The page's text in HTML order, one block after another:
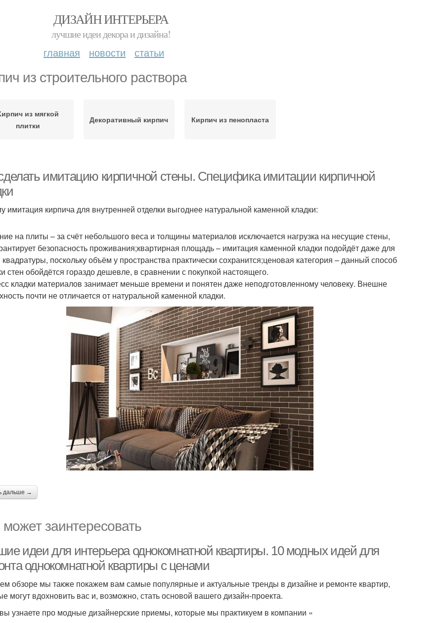
ДИЗАЙН ИНТЕРЬЕРА
лучшие идеи декора и дизайна!
главная новости статьи
из строительного раствора
из мягкой
плитки
Декоративный кирпич Кирпич из пенопласта
имитацию кирпичной стены. Специфика имитации кирпичной
имитация кирпича для внутренней отделки выгоднее натуральной каменной кладки:
на плиты – за счёт небольшого веса и толщины материалов исключается нагрузка на несущие стены,
безопасность проживания;квартирная площадь – имитация каменной кладки подойдёт даже для
поскольку объём у пространства практически сохранится;ценовая категория – данный способ
стен обойдётся гораздо дешевле, в сравнении с покупкой настоящего.
кладки материалов занимает меньше времени и понятен даже неподготовленному человеку. Внешне
почти не отличается от натуральной каменной кладки.
дальше →
заинтересовать
идеи для интерьера однокомнатной квартиры. 10 модных идей для
однокомнатной квартиры с ценами
обзоре мы также покажем вам самые популярные и актуальные тренды в дизайне и ремонте квартир,
могут вдохновить вас и, возможно, стать основой вашего дизайн-проекта.
узнаете про модные дизайнерские приемы, которые мы практикуем в компании «